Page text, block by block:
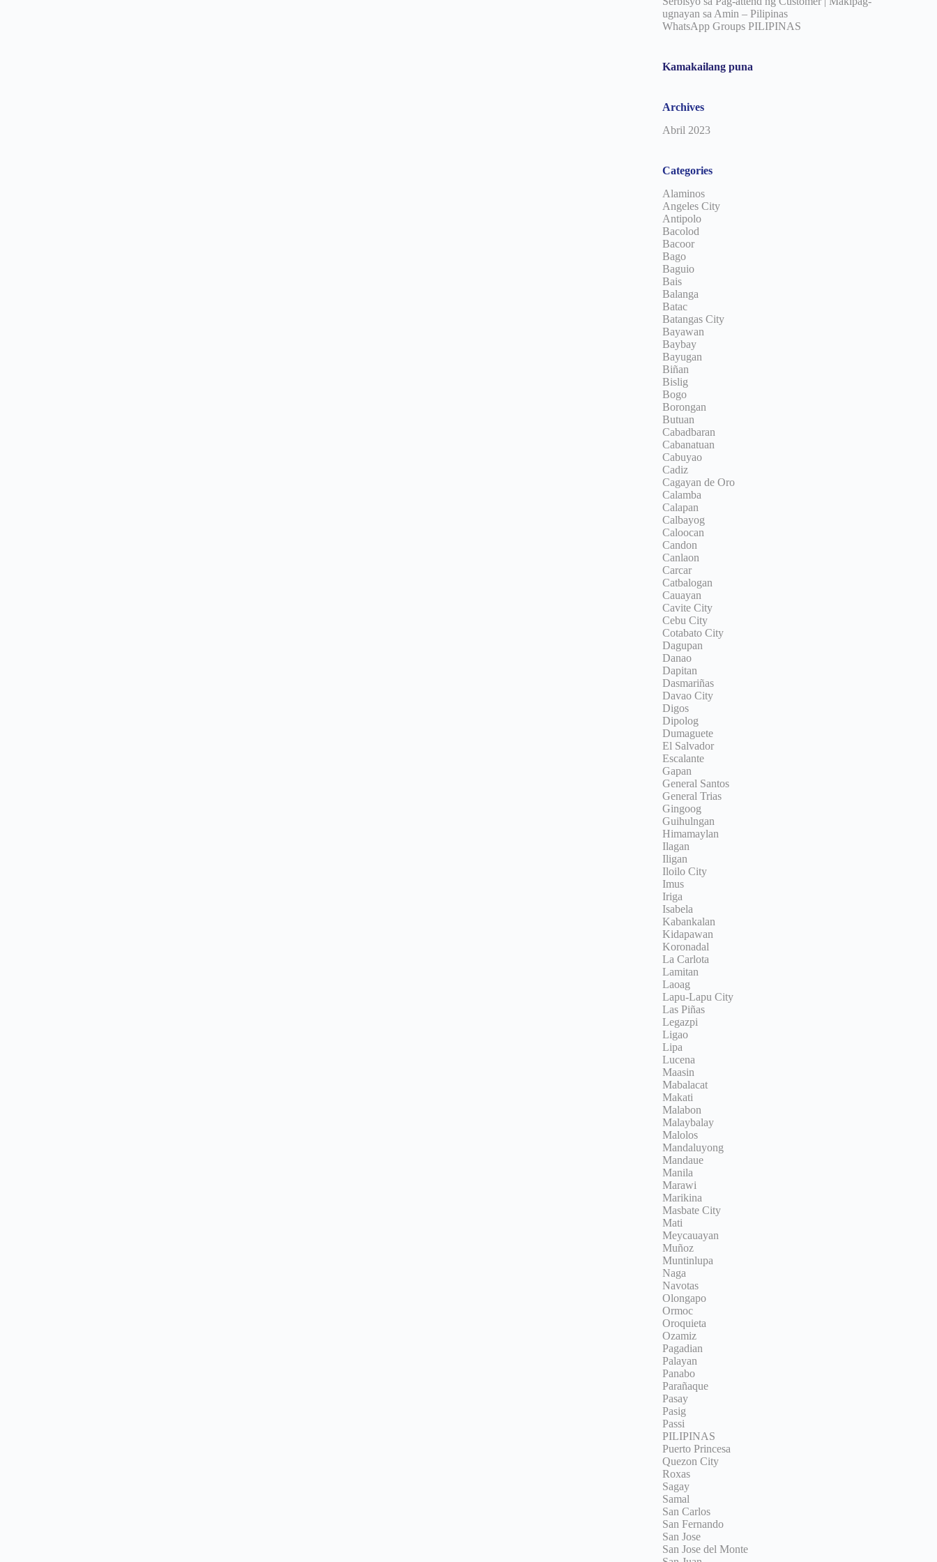
ugnayan sa Amin – Pilipinas
WhatsApp Groups PILIPINAS
Kamakailang puna
Archives
Abril 2023
Categories
Alaminos
Angeles City
Antipolo
Bacolod
Bacoor
Bago
Baguio
Bais
Balanga
Batac
Batangas City
Bayawan
Baybay
Bayugan
Biñan
Bislig
Bogo
Borongan
Butuan
Cabadbaran
Cabanatuan
Cabuyao
Cadiz
Cagayan de Oro
Calamba
Calapan
Calbayog
Caloocan
Candon
Canlaon
Carcar
Catbalogan
Cauayan
Cavite City
Cebu City
Cotabato City
Dagupan
Danao
Dapitan
Dasmariñas
Davao City
Digos
Dipolog
Dumaguete
El Salvador
Escalante
Gapan
General Santos
General Trias
Gingoog
Guihulngan
Himamaylan
Ilagan
Iligan
Iloilo City
Imus
Iriga
Isabela
Kabankalan
Kidapawan
Koronadal
La Carlota
Lamitan
Laoag
Lapu-Lapu City
Las Piñas
Legazpi
Ligao
Lipa
Lucena
Maasin
Mabalacat
Makati
Malabon
Malaybalay
Malolos
Mandaluyong
Mandaue
Manila
Marawi
Marikina
Masbate City
Mati
Meycauayan
Muñoz
Muntinlupa
Naga
Navotas
Olongapo
Ormoc
Oroquieta
Ozamiz
Pagadian
Palayan
Panabo
Parañaque
Pasay
Pasig
Passi
PILIPINAS
Puerto Princesa
Quezon City
Roxas
Sagay
Samal
San Carlos
San Fernando
San Jose
San Jose del Monte